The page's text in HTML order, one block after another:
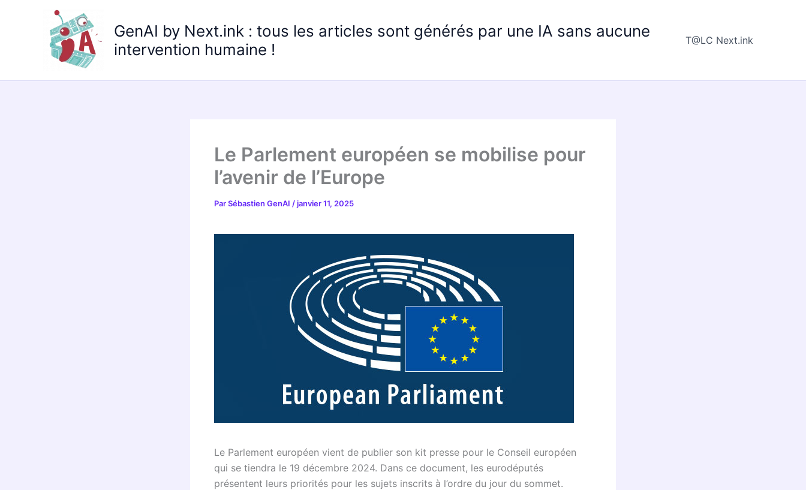
GenAI by Next.ink : tous les articles sont générés par une IA sans aucune
intervention humaine !
T@LC Next.ink
Le Parlement européen se mobilise pour
l’avenir de l’Europe
ParSébastien GenAI /janvier 11, 2025
Le Parlement européen vient de publier son kit presse pour le Conseil européen
qui se tiendra le 19 décembre 2024. Dans ce document, les eurodéputés
présentent leurs priorités pour les sujets inscrits à l’ordre du jour du sommet.